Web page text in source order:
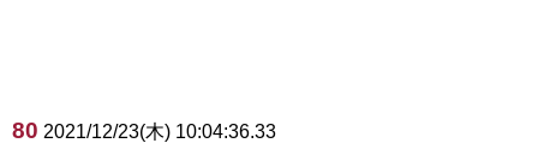
80 2021/12/23(木) 10:04:36.33